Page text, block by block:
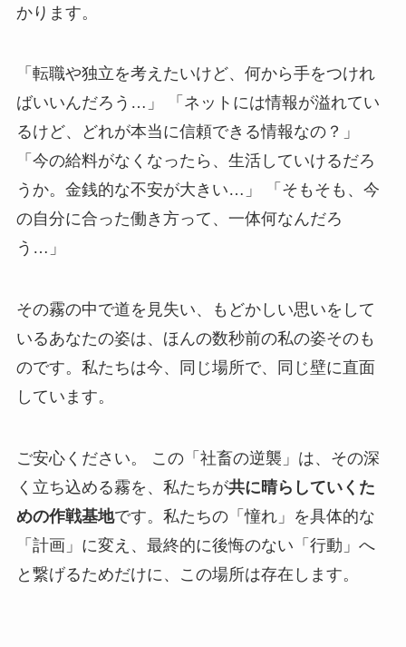
かります。
「転職や独立を考えたいけど、何から手をつけれ
ばいいんだろう…」 「ネットには情報が溢れてい
るけど、どれが本当に信頼できる情報なの？」
「今の給料がなくなったら、生活していけるだろ
うか。金銭的な不安が大きい…」 「そもそも、今
の自分に合った働き方って、一体何なんだろ
う…」
その霧の中で道を見失い、もどかしい思いをして
いるあなたの姿は、ほんの数秒前の私の姿そのも
のです。私たちは今、同じ場所で、同じ壁に直面
しています。
ご安心ください。 この「社畜の逆襲」は、その深
く立ち込める霧を、私たちが共に晴らしていくた
めの作戦基地です。私たちの「憧れ」を具体的な
「計画」に変え、最終的に後悔のない「行動」へ
と繋げるためだけに、この場所は存在します。